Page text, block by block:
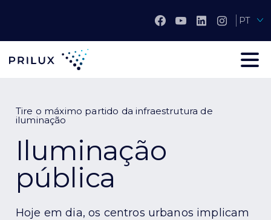
PT
Tire o máximo partido da infraestrutura de
iluminação
Iluminação
pública
Hoje em dia, os centros urbanos implicam